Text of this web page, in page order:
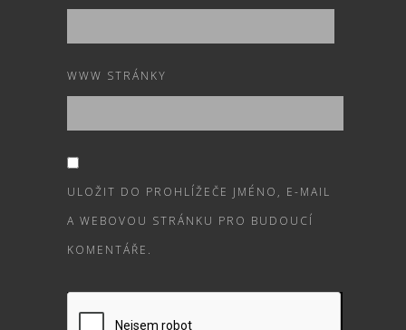
WWW STRÁNKY
ULOŽIT DO PROHLÍŽEČE JMÉNO, E-MAIL
A WEBOVOU STRÁNKU PRO BUDOUCÍ
KOMENTÁŘE.